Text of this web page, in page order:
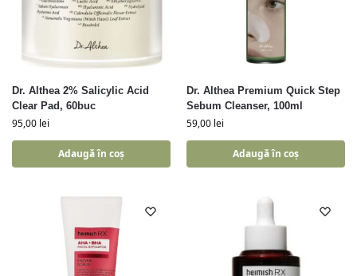
Dr. Althea 2% Salicylic Acid
Clear Pad, 60buc
95,00 lei
Adaugă în coș
Dr. Althea Premium Quick Step
Sebum Cleanser, 100ml
59,00 lei
Adaugă în coș